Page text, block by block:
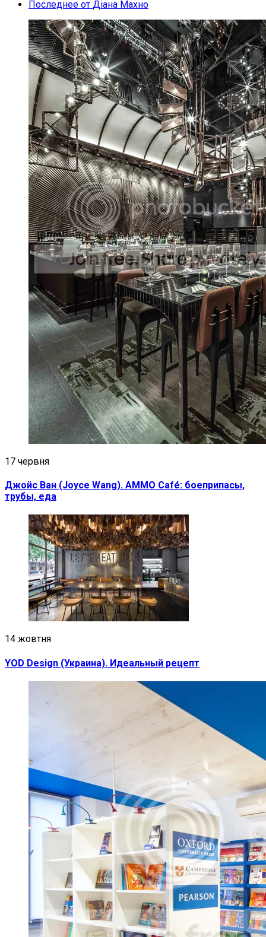
Последнее от Діана Махно
17 червня
Джойс Ван (Joyce Wang). AMMO Café: боеприпасы,
трубы, еда
14 жовтня
YOD Design (Украина). Идеальный рецепт